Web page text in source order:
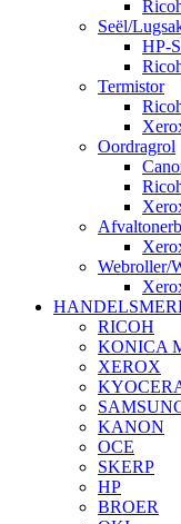
Seël/
HP-
Termistor
Oordragrol
Webroller/
RICOH
KONICA
XEROX
KANON
OCE
SKERP
HP
BROER